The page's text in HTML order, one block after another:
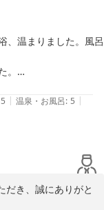
、温まりました。風呂
5 | 温泉・お風呂: 5 |
だき、誠にありがと